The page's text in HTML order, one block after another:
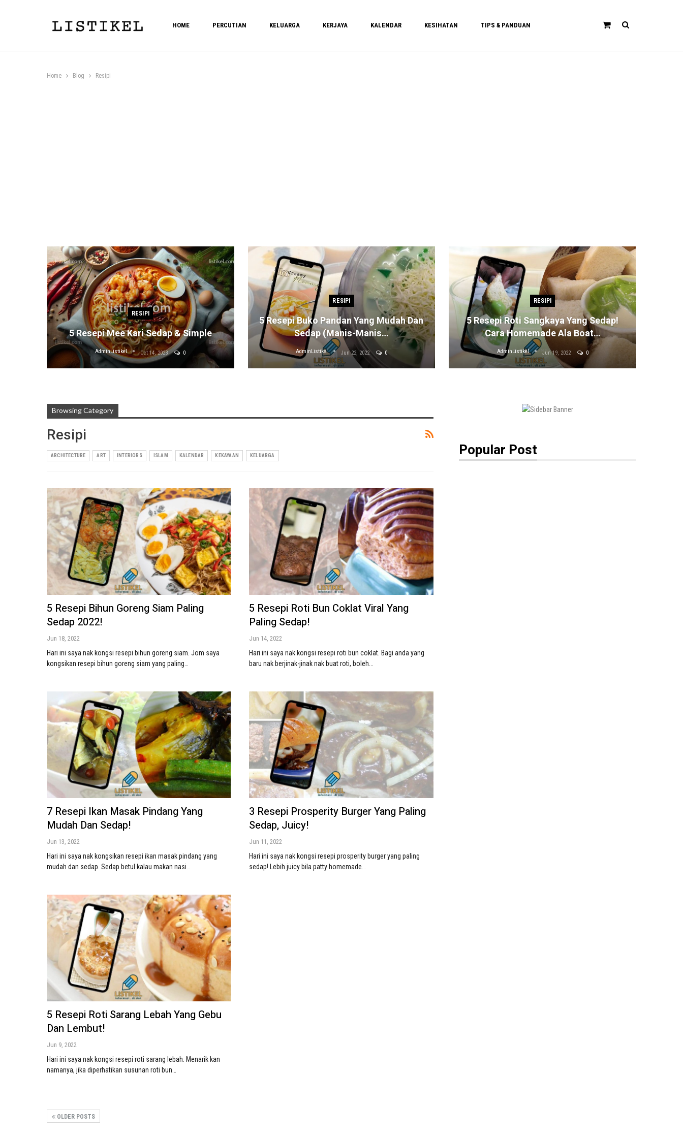
HOME PERCUTIAN KELUARGA KERJAYA KALENDAR KESIHATAN TIPS & PANDUAN
Home Blog Resipi
RESIPI
5 Resepi Mee Kari Sedap & Simple
AdminListikel Oct 14, 2023 0
RESIPI
5 Resepi Buko Pandan Yang Mudah Dan
Sedap (Manis-Manis…
AdminListikel Jun 22, 2022 0
RESIPI
5 Resepi Roti Sangkaya Yang Sedap!
Cara Homemade Ala Boat…
AdminListikel Jun 19, 2022 0
Browsing Category
Resipi
ARCHITECTURE ART INTERIORS ISLAM KALENDAR KEKAYAAN KELUARGA
5 Resepi Bihun Goreng Siam Paling
Sedap 2022!
Jun 18, 2022
Hari ini saya nak kongsi resepi bihun goreng siam. Jom saya
kongsikan resepi bihun goreng siam yang paling…
5 Resepi Roti Bun Coklat Viral Yang
Paling Sedap!
Jun 14, 2022
Hari ini saya nak kongsi resepi roti bun coklat. Bagi anda yang
baru nak berjinak-jinak nak buat roti, boleh…
7 Resepi Ikan Masak Pindang Yang
Mudah Dan Sedap!
Jun 13, 2022
Hari ini saya nak kongsikan resepi ikan masak pindang yang
mudah dan sedap. Sedap betul kalau makan nasi…
3 Resepi Prosperity Burger Yang Paling
Sedap, Juicy!
Jun 11, 2022
Hari ini saya nak kongsi resepi prosperity burger yang paling
sedap! Lebih juicy bila patty homemade…
5 Resepi Roti Sarang Lebah Yang Gebu
Dan Lembut!
Jun 9, 2022
Hari ini saya nak kongsi resepi roti sarang lebah. Menarik kan
namanya, jika diperhatikan susunan roti bun…
OLDER POSTS
Popular Post